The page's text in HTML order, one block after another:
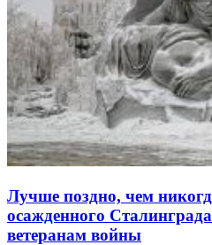
Лучше поздно, чем
осажденного
ветеранам войны